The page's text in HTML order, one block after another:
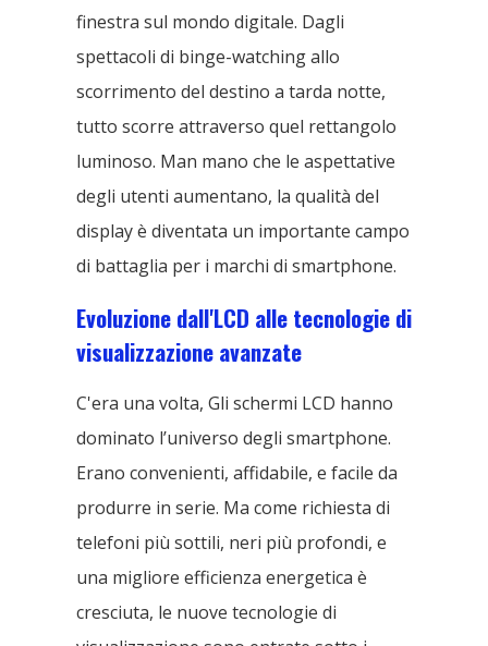
finestra sul mondo digitale. Dagli
spettacoli di binge-watching allo
scorrimento del destino a tarda notte,
tutto scorre attraverso quel rettangolo
luminoso. Man mano che le aspettative
degli utenti aumentano, la qualità del
display è diventata un importante campo
di battaglia per i marchi di smartphone.
Evoluzione dall'LCD alle tecnologie di
visualizzazione avanzate
C'era una volta, Gli schermi LCD hanno
dominato l’universo degli smartphone.
Erano convenienti, affidabile, e facile da
produrre in serie. Ma come richiesta di
telefoni più sottili, neri più profondi, e
una migliore efficienza energetica è
cresciuta, le nuove tecnologie di